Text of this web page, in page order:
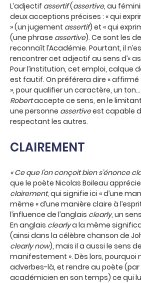
L’adjectif assertif(assertive, au
deux acceptions précises : « qui
» (un jugement assertif) et « qui
(une phrase assertive). Ce sont les
reconnaît l’Académie. Pourtant, il
rencontrer cet adjectif au sens d’«
Pour l’institution, cet emploi, calque
est fautif. On préférera dire « affirmé
», pour qualifier un caractère, un
Robertaccepte ce sens, en le
une personne assertiveest capable
respectant les autres.
CLAIREMENT
« Ce que l’on conçoit bien s’énonce
que le poète Nicolas Boileau
clairement, qui signifie ici « d’une
même « d’une manière claire à
l’influence de l’anglais clearly, un
En anglais clearlya la même
(ainsi dans la célèbre chanson de
clearly now), mais il a aussi le sens
manifestement ». Dès lors, pourquoi
adverbes-là, et rendre au poète (par
académicien en son temps) ce qui